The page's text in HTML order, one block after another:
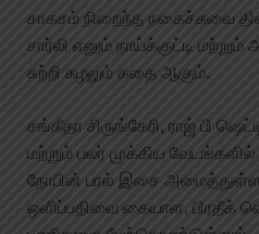
சாகசம் நிறைந்த நகைச்சுவை
சார்லி எனும் நாய்க்குட்டி
சுற்றி சுழலும் கதை ஆகும்.
சங்கீதா சிருங்கேரி, ராஜ் பி
மற்றும் பலர் முக்கிய வேடங்களில்
நோபின் பால் இசை
ஒளிப்பதிவை கையாள, பிரதீக்